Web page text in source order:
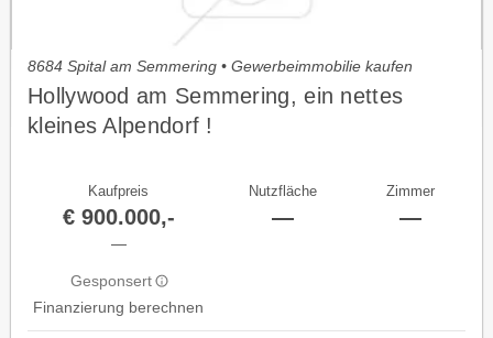
8684 Spital am Semmering • Gewerbeimmobilie kaufen
Hollywood am Semmering, ein nettes
kleines Alpendorf !
Kaufpreis
€ 900.000,-
—
Gesponsert
Finanzierung berechnen
Nutzfläche
—
Zimmer
—